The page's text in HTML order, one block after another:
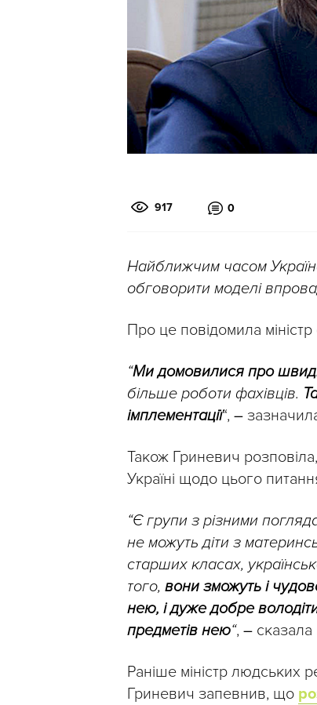
917 0
Найближчим часом
обговорити моделі
Про це повідомила міністр
“Ми домовилися про
більше роботи фахівців.
імплементації“, –
Також Гриневич
Україні щодо цього
“Є групи з різними
не можуть діти з
старших класах,
того, вони зможуть і
нею, і дуже добре
предметів нею“, – сказала
Раніше міністр людських
Гриневич запевнив, що